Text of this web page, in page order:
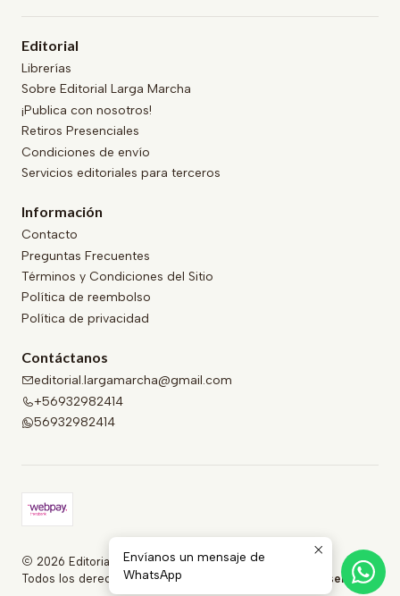
Editorial
Librerías
Sobre Editorial Larga Marcha
¡Publica con nosotros!
Retiros Presenciales
Condiciones de envío
Servicios editoriales para terceros
Información
Contacto
Preguntas Frecuentes
Términos y Condiciones del Sitio
Política de reembolso
Política de privacidad
Contáctanos
editorial.largamarcha@gmail.com
+56932982414
56932982414
2026 Editorial Larga Marcha .
Todos los derechos reservados.
Desarrollado por Jumpseller.
Envíanos un mensaje de
WhatsApp